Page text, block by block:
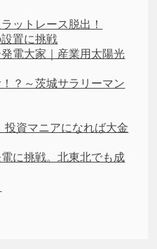
ットレース脱出！
置に挑戦
電大家｜産業用太陽光
？～茨城サラリーマン
資マニアになれば大金
に挑戦。北東北でも成